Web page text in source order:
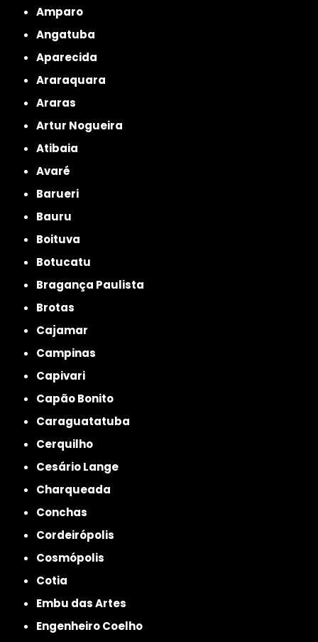
Amparo
Angatuba
Aparecida
Araraquara
Araras
Artur Nogueira
Atibaia
Avaré
Barueri
Bauru
Boituva
Botucatu
Bragança Paulista
Brotas
Cajamar
Campinas
Capivari
Capão Bonito
Caraguatatuba
Cerquilho
Cesário Lange
Charqueada
Conchas
Cordeirópolis
Cosmópolis
Cotia
Embu das Artes
Engenheiro Coelho